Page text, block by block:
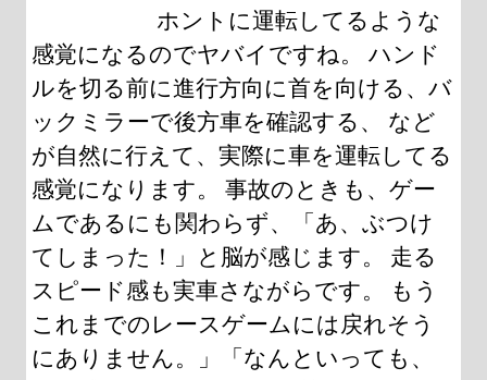
ホントに運転してるような
感覚になるのでヤバイですね。 ハンド
ルを切る前に進行方向に首を向ける、バ
ックミラーで後方車を確認する、 など
が自然に行えて、実際に車を運転してる
感覚になります。 事故のときも、ゲー
ムであるにも関わらず、「あ、ぶつけ
てしまった！」と脳が感じます。 走る
スピード感も実車さながらです。 もう
これまでのレースゲームには戻れそう
にありません。」「なんといっても、